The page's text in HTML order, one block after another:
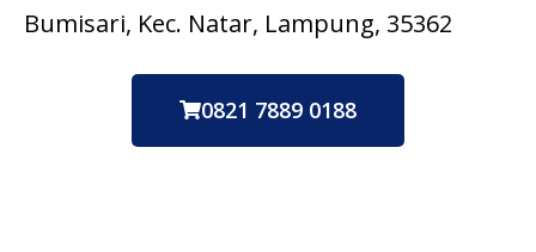
Bumisari, Kec. Natar, Lampung, 35362
0821 7889 0188